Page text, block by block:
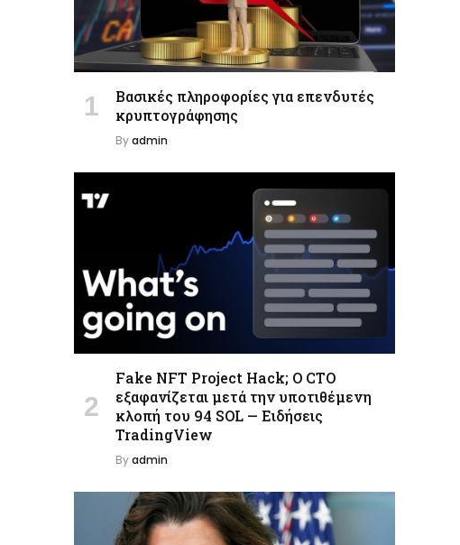
Βασικές πληροφορίες για επενδυτές
κρυπτογράφησης
Byadmin
Fake NFT Project Hack; Ο CTO
εξαφανίζεται μετά την υποτιθέμενη
κλοπή του 94 SOL — Ειδήσεις
TradingView
Byadmin